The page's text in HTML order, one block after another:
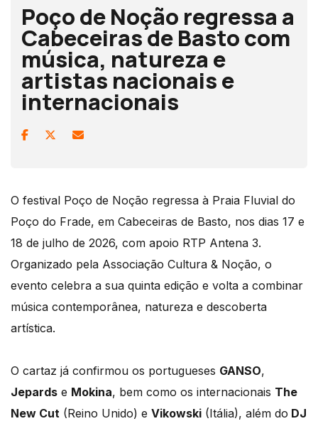
Poço de Noção regressa a
Cabeceiras de Basto com
música, natureza e
artistas nacionais e
internacionais
O festival Poço de Noção regressa à Praia Fluvial do
Poço do Frade, em Cabeceiras de Basto, nos dias 17 e
18 de julho de 2026, com apoio RTP Antena 3.
Organizado pela Associação Cultura & Noção, o
evento celebra a sua quinta edição e volta a combinar
música contemporânea, natureza e descoberta
artística.
O cartaz já confirmou os portugueses GANSO,
Jepards e Mokina, bem como os internacionais The
New Cut (Reino Unido) e Vikowski (Itália), além do DJ